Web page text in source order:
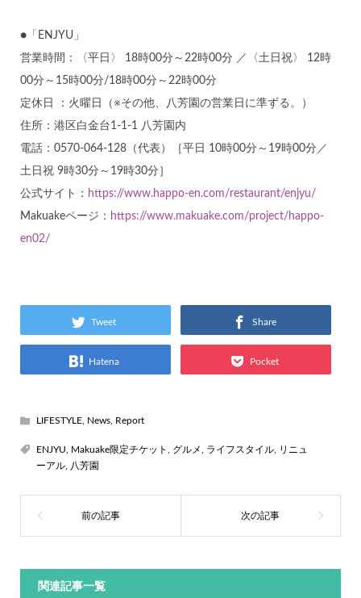
●「ENJYU」
営業時間：〈平日〉 18時00分～22時00分 ／〈土日祝〉 12時
00分～15時00分/18時00分～22時00分
定休日 ：火曜日（※その他、八芳園の営業日に準ずる。）
住所：港区白金台1-1-1 八芳園内
電話：0570-064-128（代表）［平日 10時00分～19時00分／
土日祝 9時30分～19時30分］
公式サイト： https://www.happo-en.com/restaurant/enjyu/
Makuakeページ： https://www.makuake.com/project/happo-
en02/
Tweet Share
Hatena Pocket
LIFESTYLE, News, Report
ENJYU Makuake限定チケット グルメ ライフスタイル,
リニュ
ーアル, 八芳園
関連記事一覧